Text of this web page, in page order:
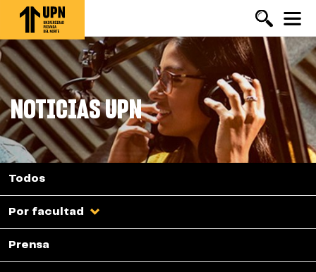
Pasar
contenido
principal
NOTICIAS UPN
Todos
Por facultad
Prensa